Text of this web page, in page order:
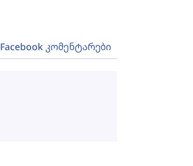
Facebook კომენტარები